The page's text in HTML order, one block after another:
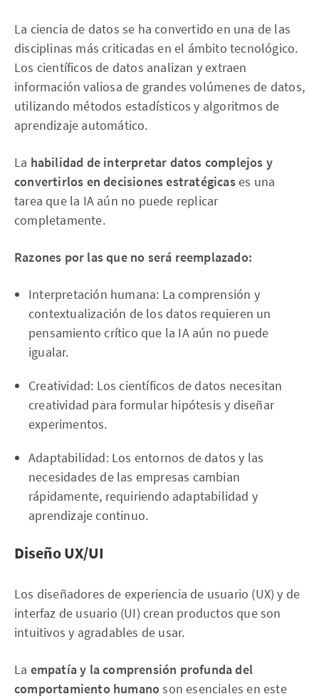
La ciencia de datos se ha convertido en una de las
disciplinas más criticadas en el ámbito tecnológico.
Los científicos de datos analizan y extraen
información valiosa de grandes volúmenes de datos,
utilizando métodos estadísticos y algoritmos de
aprendizaje automático.
La habilidad de interpretar datos complejos y
convertirlos en decisiones estratégicases una
tarea que la IA aún no puede replicar
completamente.
Razones por las que no será reemplazado:
Interpretación humana: La comprensión y
contextualización de los datos requieren un
pensamiento crítico que la IA aún no puede
igualar.
Creatividad: Los científicos de datos necesitan
creatividad para formular hipótesis y diseñar
experimentos.
Adaptabilidad: Los entornos de datos y las
necesidades de las empresas cambian
rápidamente, requiriendo adaptabilidad y
aprendizaje continuo.
Diseño UX/UI
Los diseñadores de experiencia de usuario (UX) y de
interfaz de usuario (UI) crean productos que son
intuitivos y agradables de usar.
La empatía y la comprensión profunda del
comportamiento humanoson esenciales en este